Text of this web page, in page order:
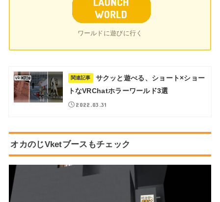
ワールドに遊びに行く
関連記事
サクッと遊べる、ショート×ショー
トなVRChatホラーワールド3選
2022.03.31
オカのじVketブースもチェック